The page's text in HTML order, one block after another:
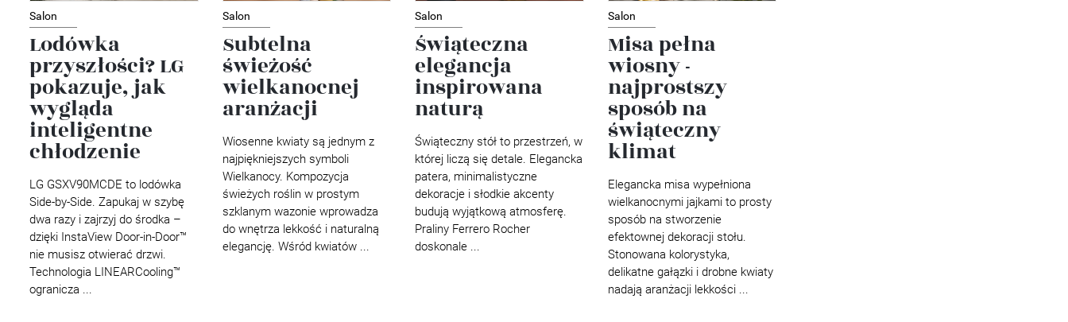
Salon
Lodówka
przyszłości? LG
pokazuje, jak
wygląda
inteligentne
chłodzenie
LG GSXV90MCDE to lodówka
Side-by-Side. Zapukaj w szybę
dwa razy i zajrzyj do środka –
dzięki InstaView Door-in-Door™
nie musisz otwierać drzwi.
Technologia LINEARCooling™
ogranicza ...
Salon
Subtelna
świeżość
wielkanocnej
aranżacji
Wiosenne kwiaty są jednym z
najpiękniejszych symboli
Wielkanocy. Kompozycja
świeżych roślin w prostym
szklanym wazonie wprowadza
do wnętrza lekkość i naturalną
elegancję. Wśród kwiatów ...
Salon
Świąteczna
elegancja
inspirowana
naturą
Świąteczny stół to przestrzeń, w
której liczą się detale. Elegancka
patera, minimalistyczne
dekoracje i słodkie akcenty
budują wyjątkową atmosferę.
Praliny Ferrero Rocher
doskonale ...
Salon
Misa pełna
wiosny -
najprostszy
sposób na
świąteczny
klimat
Elegancka misa wypełniona
wielkanocnymi jajkami to prosty
sposób na stworzenie
efektownej dekoracji stołu.
Stonowana kolorystyka,
delikatne gałązki i drobne kwiaty
nadają aranżacji lekkości ...